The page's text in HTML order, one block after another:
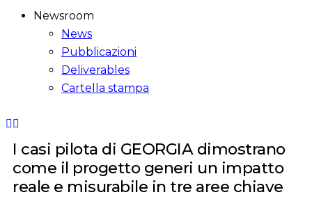
Newsroom
News
Pubblicazioni
Deliverables
Cartella stampa
I casi pilota di GEORGIA dimostrano
come il progetto generi un impatto
reale e misurabile in tre aree chiave